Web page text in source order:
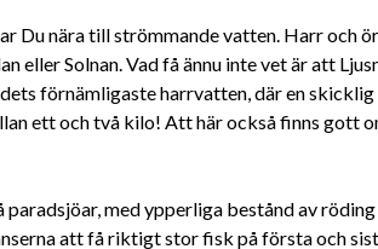
Du nära till strömmande vatten. Harr och
eller Solnan. Vad få ännu inte vet är att
förnämligaste harrvatten, där en
ett och två kilo! Att här också finns gott
paradsjöar, med ypperliga bestånd av
att få riktigt stor fisk på första och